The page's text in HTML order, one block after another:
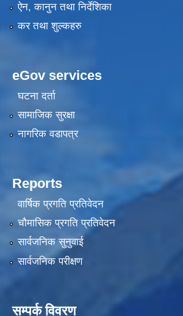
ऐन, कानुन तथा निर्देशिका
कर तथा शुल्कहरु
eGov services
घटना दर्ता
सामाजिक सुरक्षा
नागरिक वडापत्र
Reports
वार्षिक प्रगति प्रतिवेदन
चौमासिक प्रगति प्रतिवेदन
सार्वजनिक सुनुवाई
सार्वजनिक परीक्षण
सम्पर्क विवरण